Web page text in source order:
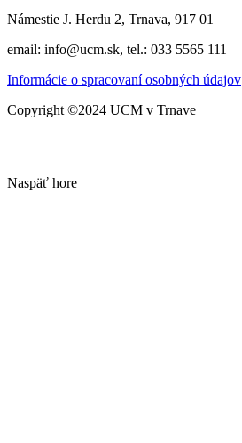
Námestie J. Herdu 2, Trnava, 917 01
email: info@ucm.sk, tel.: 033 5565 111
Informácie o spracovaní osobných údajov
Copyright ©2024 UCM v Trnave
Naspäť hore